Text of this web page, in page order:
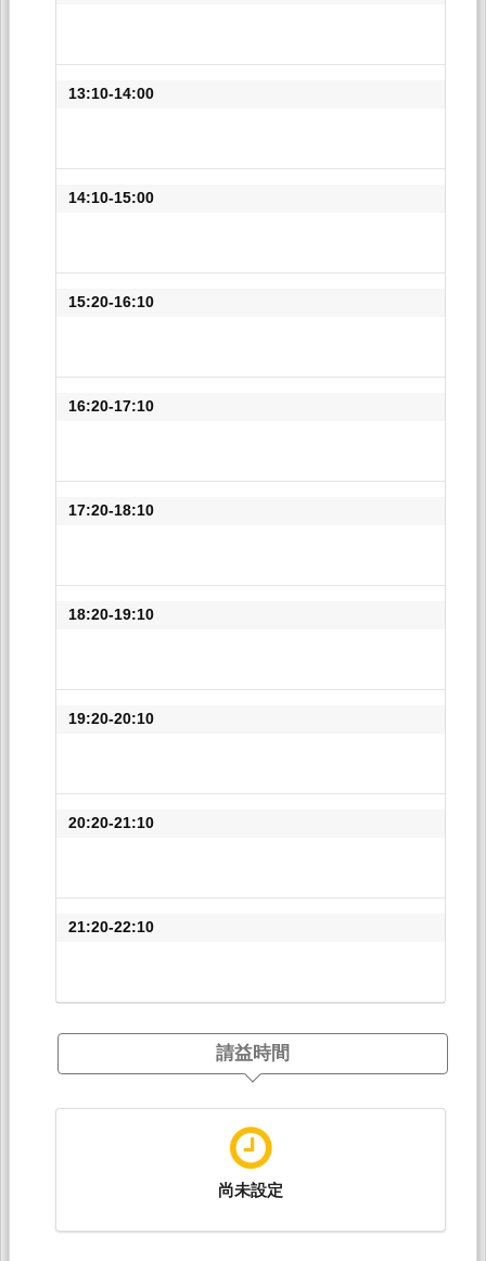
13:10-14:00
14:10-15:00
15:20-16:10
16:20-17:10
17:20-18:10
18:20-19:10
19:20-20:10
20:20-21:10
21:20-22:10
請益時間
尚未設定